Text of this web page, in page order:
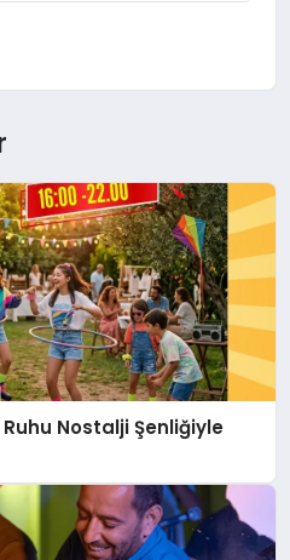
Ruhu Nostalji Şenliğiyle